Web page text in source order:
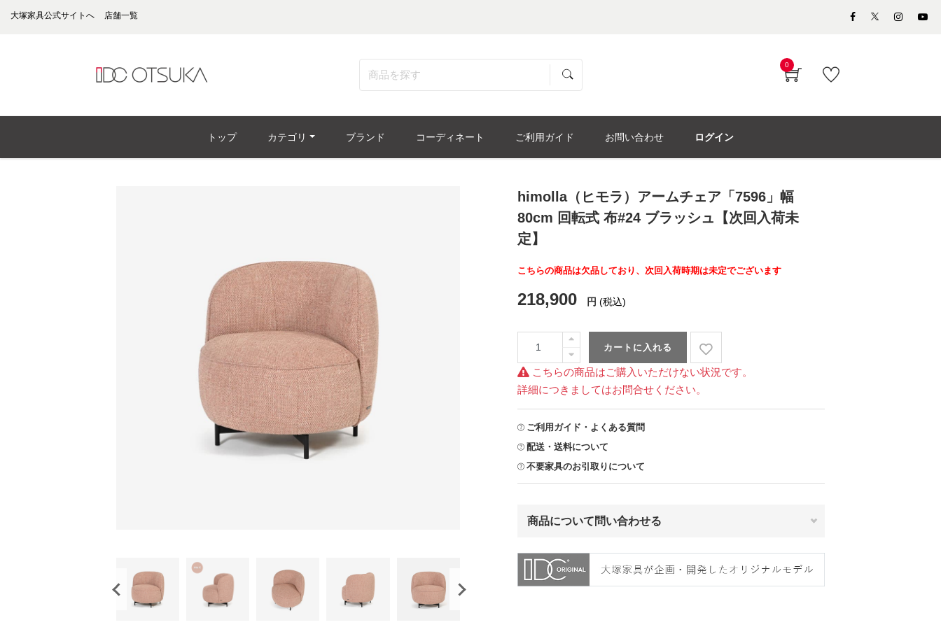
大塚家具公式サイトへ 店舗一覧
0
トップ カテゴリ ブランド コーディネート ご利用ガイド お問い合わせ ログイン
himolla（ヒモラ）アームチェア「7596」幅
80cm 回転式 布#24 ブラッシュ【次回入荷未
定】
こちらの商品は欠品しており、次回入荷時期は未定でございます
218,900 円 (税込)
カートに入れる
こちらの商品はご購入いただけない状況です。
詳細につきましてはお問合せください。
ご利用ガイド・よくある質問
配送・送料について
不要家具のお引取りについて
商品について問い合わせる